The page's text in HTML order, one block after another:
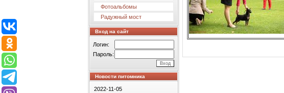
Фотоальбомы
Радужный мост
Вход на сайт
Логин:
Пароль:
Новости питомника
2022-11-05